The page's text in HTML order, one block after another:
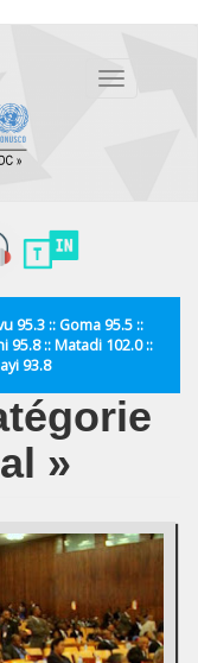
Toggle
95.3 :: Goma 95.5 ::
95.8 :: Matadi 102.0 ::
93.8
»